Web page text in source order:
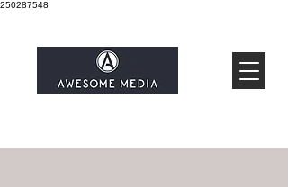
250287548